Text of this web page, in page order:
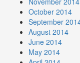
October 2014
September
August 2014
June 2014
May 2014